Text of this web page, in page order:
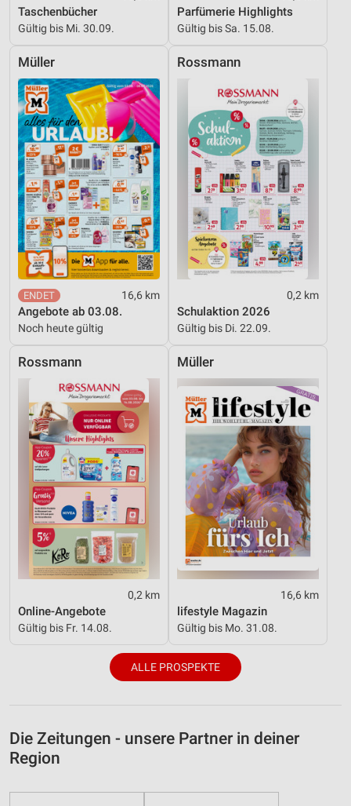
Taschenbücher
Gültig bis Mi. 30.09.
Parfümerie Highlights
Gültig bis Sa. 15.08.
Müller
16,6 km
Angebote ab 03.08.
Noch heute gültig
Rossmann
0,2 km
Schulaktion 2026
Gültig bis Di. 22.09.
Rossmann
0,2 km
Online-Angebote
Gültig bis Fr. 14.08.
Müller
16,6 km
lifestyle Magazin
Gültig bis Mo. 31.08.
ALLE PROSPEKTE
Die Zeitungen - unsere Partner in deiner
Region
Informationen identifizieren
Notwendig
Performance
Funktional
Werbung